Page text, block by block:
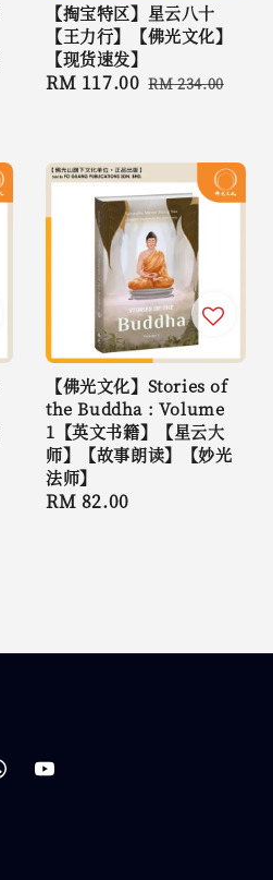
【掏宝特区】星云八十
【王力行】【佛光文化】
【现货速发】
Sale
RM 117.00 Regular
RM 234.00
【佛光文化】Stories of
the Buddha : Volume
1【英文书籍】【星云大
师】【故事朗读】【妙光
法师】
Regular
RM 82.00